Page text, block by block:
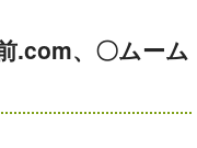
.com、〇ムーム